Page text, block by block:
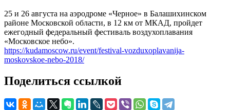
25 и 26 августа на аэродроме «Черное» в Балашихинском
районе Московской области, в 12 км от МКАД, пройдет
ежегодный федеральный фестиваль воздухоплавания
«Московское небо».
https://kudamoscow.ru/event/festival-vozduxoplavanija-
moskovskoe-nebo-2018/
Поделиться ссылкой